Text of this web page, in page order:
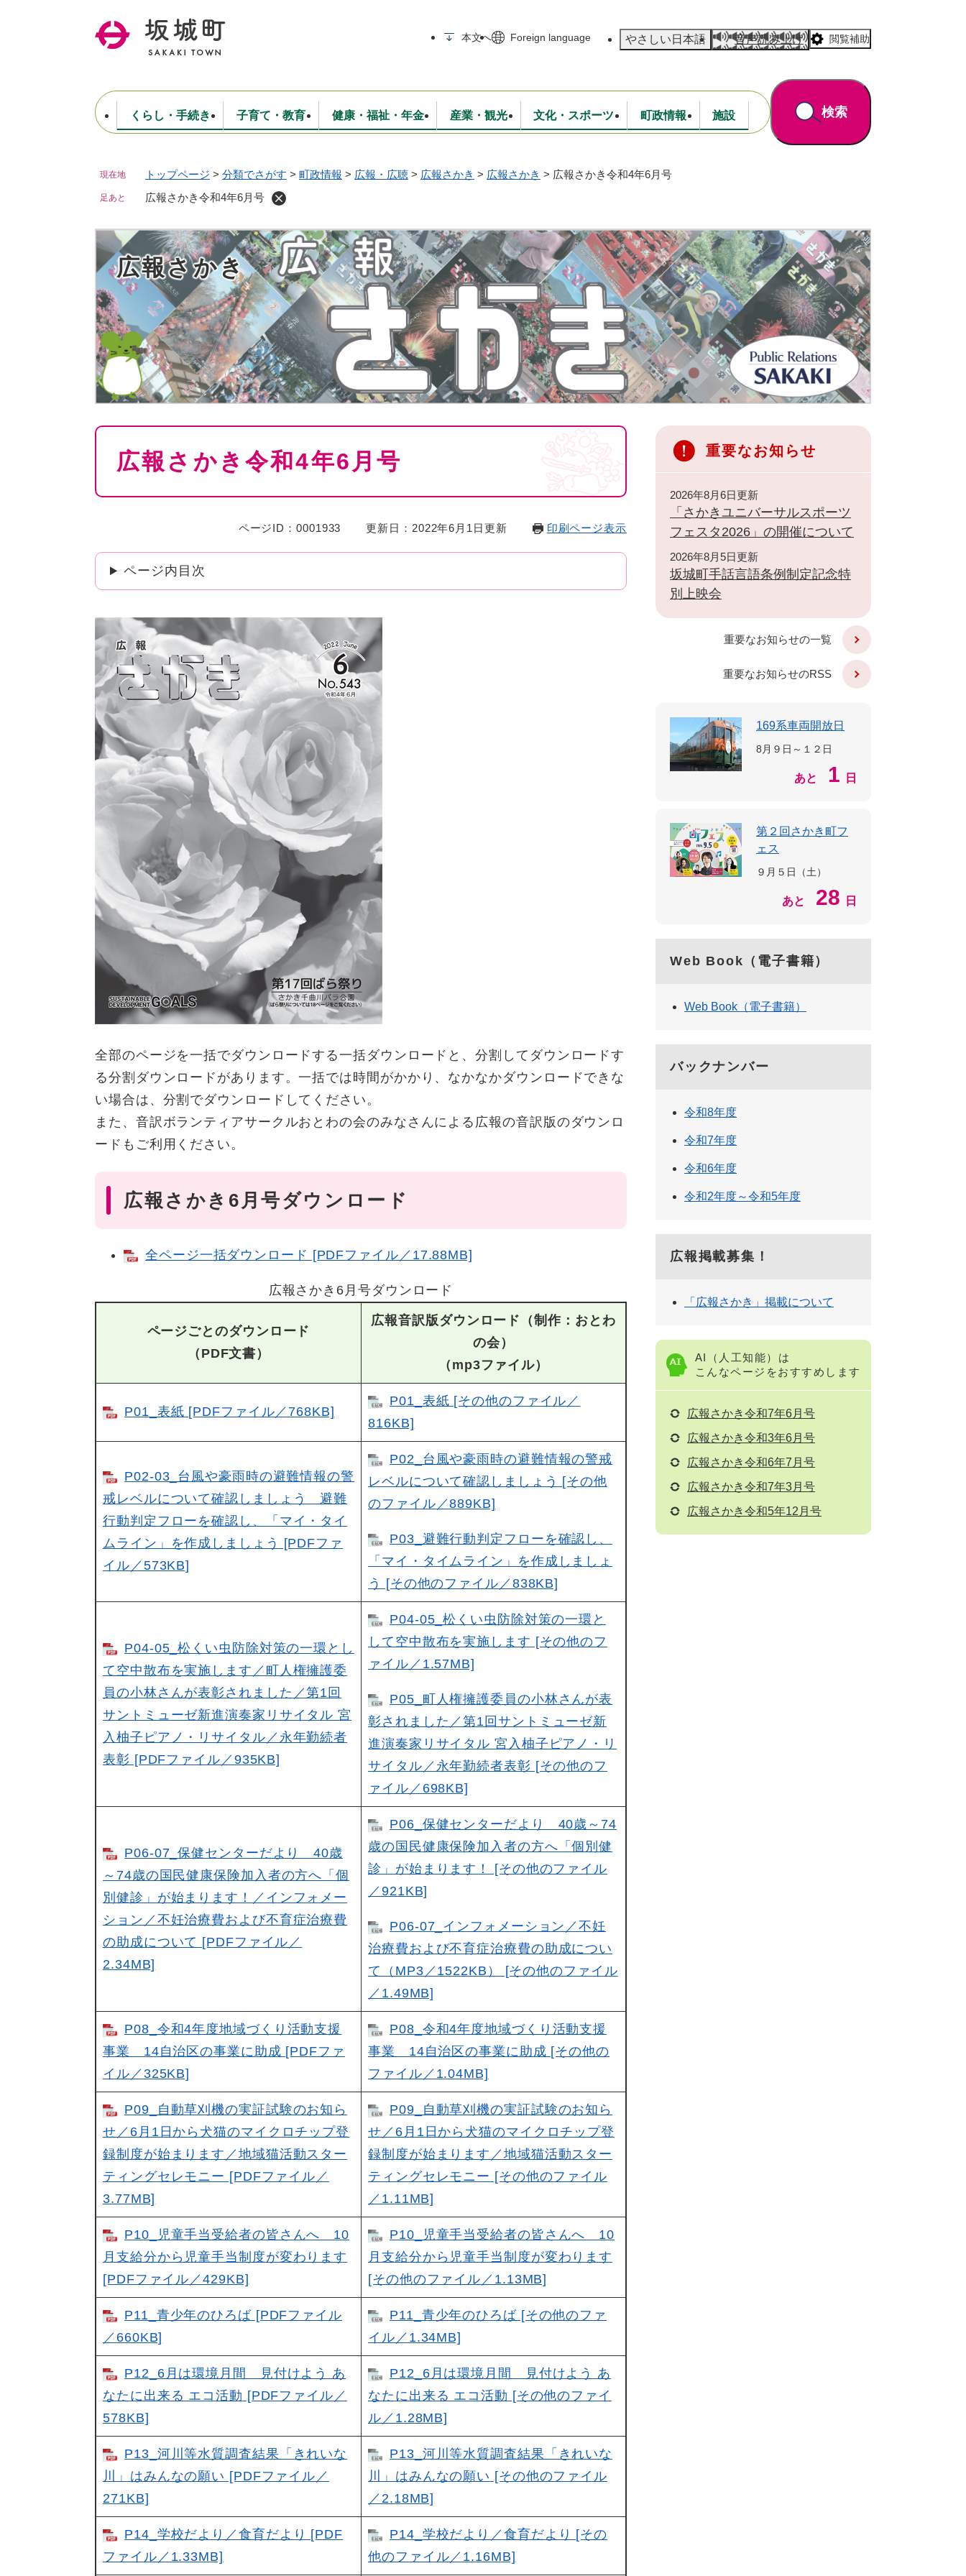
本文へ Foreign language やさしい日本語 音声読み上げ 閲覧補助
くらし・手続き
住民票・戸籍・証明 防災・行政無線 消防・救急 生活環境
道路・公園
税金
ごみ・環境・衛生
子育て・教育
妊娠・出産・子育て 保育 学校・教育
健康・福祉・年金
健康・医療 福祉 保険・年金
産業・観光
商工業 農林業 入札・契約 観光・特産
文化・スポーツ
生涯学習・スポーツ 文化
町政情報
ようこそ町長室へ 坂城町について 統計情報 広報・広聴
財政
人事・採用・職員
選挙
施設
公共施設
検索
現在地 トップページ > 分類でさがす > 町政情報 > 広報・広聴 > 広報さかき > 広報さかき > 広報さかき令和4年6月号
足あと 広報さかき令和4年6月号
広報さかき
本
広報さかき令和4年6月号
ページID：0001933 更新日：2022年6月1日更新 印刷ページ表示
ページ内目次
全部のページを一括でダウンロードする一括ダウンロードと、分割してダウンロードす
る分割ダウンロードがあります。一括では時間がかかり、なかなかダウンロードできな
い場合は、分割でダウンロードしてください。
また、音訳ボランティアサークルおとわの会のみなさんによる広報の音訳版のダウンロ
ードもご利用ください。
広報さかき6月号ダウンロード
全ページ一括ダウンロード [PDFファイル／17.88MB]
広報さかき6月号ダウンロード
ページごとのダウンロード
（PDF文書）
広報音訳版ダウンロード（制作：おとわ
の会）
（mp3ファイル）
P01_表紙 [PDFファイル／768KB]
P01_表紙 [その他のファイル／
816KB]
P02-03_台風や豪雨時の避難情報の警
戒レベルについて確認しましょう 避難
行動判定フローを確認し、「マイ・タイ
ムライン」を作成しましょう [PDFファ
イル／573KB]
P02_台風や豪雨時の避難情報の警戒
レベルについて確認しましょう [その他
のファイル／889KB]
P03_避難行動判定フローを確認し、
「マイ・タイムライン」を作成しましょ
う [その他のファイル／838KB]
P04-05_松くい虫防除対策の一環とし
て空中散布を実施します／町人権擁護委
員の小林さんが表彰されました／第1回
サントミューゼ新進演奏家リサイタル 宮
入柚子ピアノ・リサイタル／永年勤続者
表彰 [PDFファイル／935KB]
P04-05_松くい虫防除対策の一環と
して空中散布を実施します [その他のフ
ァイル／1.57MB]
P05_町人権擁護委員の小林さんが表
彰されました／第1回サントミューゼ新
進演奏家リサイタル 宮入柚子ピアノ・リ
サイタル／永年勤続者表彰 [その他のフ
ァイル／698KB]
P06-07_保健センターだより 40歳
～74歳の国民健康保険加入者の方へ「個
別健診」が始まります！／インフォメー
ション／不妊治療費および不育症治療費
の助成について [PDFファイル／
2.34MB]
P06_保健センターだより 40歳～74
歳の国民健康保険加入者の方へ「個別健
診」が始まります！ [その他のファイル
／921KB]
P06-07_インフォメーション／不妊
治療費および不育症治療費の助成につい
て（MP3／1522KB） [その他のファイル
／1.49MB]
P08_令和4年度地域づくり活動支援
事業 14自治区の事業に助成 [PDFファ
イル／325KB]
P08_令和4年度地域づくり活動支援
事業 14自治区の事業に助成 [その他の
ファイル／1.04MB]
P09_自動草刈機の実証試験のお知ら
せ／6月1日から犬猫のマイクロチップ登
録制度が始まります／地域猫活動スター
ティングセレモニー [PDFファイル／
3.77MB]
P09_自動草刈機の実証試験のお知ら
せ／6月1日から犬猫のマイクロチップ登
録制度が始まります／地域猫活動スター
ティングセレモニー [その他のファイル
／1.11MB]
P10_児童手当受給者の皆さんへ 10
月支給分から児童手当制度が変わります
[PDFファイル／429KB]
P10_児童手当受給者の皆さんへ 10
月支給分から児童手当制度が変わります
[その他のファイル／1.13MB]
P11_青少年のひろば [PDFファイル
／660KB]
P11_青少年のひろば [その他のファ
イル／1.34MB]
P12_6月は環境月間 見付けよう あ
なたに出来る エコ活動 [PDFファイル／
578KB]
P12_6月は環境月間 見付けよう あ
なたに出来る エコ活動 [その他のファイ
ル／1.28MB]
P13_河川等水質調査結果「きれいな
川」はみんなの願い [PDFファイル／
271KB]
P13_河川等水質調査結果「きれいな
川」はみんなの願い [その他のファイル
／2.18MB]
P14_学校だより／食育だより [PDF
ファイル／1.33MB]
P14_学校だより／食育だより [その
他のファイル／1.16MB]
重要なお知らせ
2026年8月6日更新
「さかきユニバーサルスポーツ
フェスタ2026」の開催について
2026年8月5日更新
坂城町手話言語条例制定記念特
別上映会
重要なお知らせの一覧
重要なお知らせのRSS
169系車両開放日
8月９日～１２日
あと 1 日
第２回さかき町フ
ェス
９月５日（土）
あと 28 日
Web Book（電子書籍）
Web Book（電子書籍）
バックナンバー
令和8年度
令和7年度
令和6年度
令和2年度～令和5年度
広報掲載募集！
「広報さかき」掲載について
AI（人工知能）は
こんなページをおすすめします
広報さかき令和7年6月号
広報さかき令和3年6月号
広報さかき令和6年7月号
広報さかき令和7年3月号
広報さかき令和5年12月号